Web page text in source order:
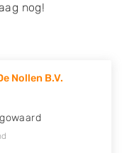
nog!
Nollen B.V.